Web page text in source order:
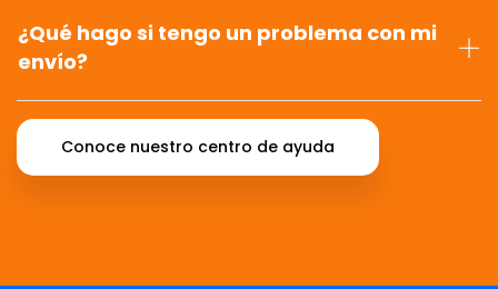
¿Qué hago si tengo un problema con mi
envío?
Conoce nuestro centro de ayuda